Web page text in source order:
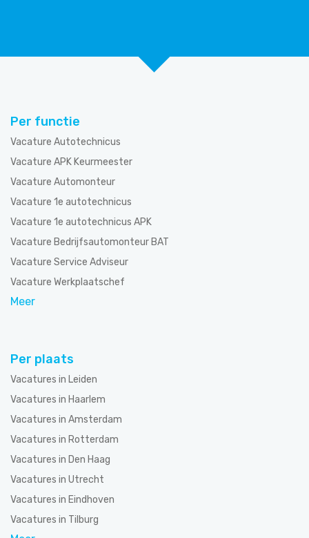
Per functie
Vacature Autotechnicus
Vacature APK Keurmeester
Vacature Automonteur
Vacature 1e autotechnicus
Vacature 1e autotechnicus APK
Vacature Bedrijfsautomonteur BAT
Vacature Service Adviseur
Vacature Werkplaatschef
Meer
Per plaats
Vacatures in Leiden
Vacatures in Haarlem
Vacatures in Amsterdam
Vacatures in Rotterdam
Vacatures in Den Haag
Vacatures in Utrecht
Vacatures in Eindhoven
Vacatures in Tilburg